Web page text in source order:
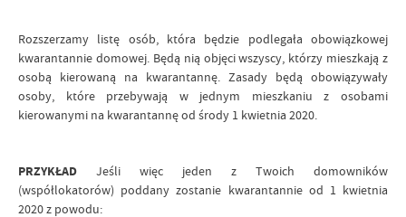
Rozszerzamy listę osób, która będzie podlegała obowiązkowej
kwarantannie domowej. Będą nią objęci wszyscy, którzy mieszkają z
osobą kierowaną na kwarantannę. Zasady będą obowiązywały
osoby, które przebywają w jednym mieszkaniu z osobami
kierowanymi na kwarantannę od środy 1 kwietnia 2020.
PRZYKŁAD Jeśli więc jeden z Twoich domowników
(współlokatorów) poddany zostanie kwarantannie od 1 kwietnia
2020 z powodu: